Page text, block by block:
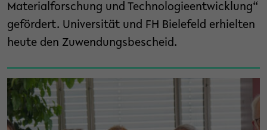
Materialforschung und Technologieentwicklung“
gefördert. Universität und FH Bielefeld erhielten
heute den Zuwendungsbescheid.